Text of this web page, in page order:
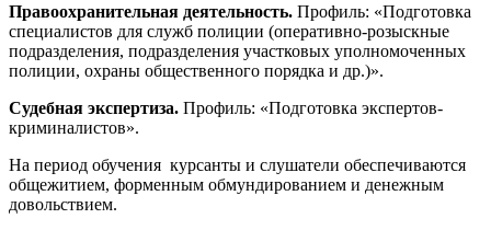
Правоохранительная деятельность. Профиль: «Подготовка
специалистов для служб полиции (оперативно-розыскные
подразделения, подразделения участковых уполномоченных
полиции, охраны общественного порядка и др.)».
Судебная экспертиза. Профиль: «Подготовка экспертов-
криминалистов».
На период обучения курсанты и слушатели обеспечиваются
общежитием, форменным обмундированием и денежным
довольствием.